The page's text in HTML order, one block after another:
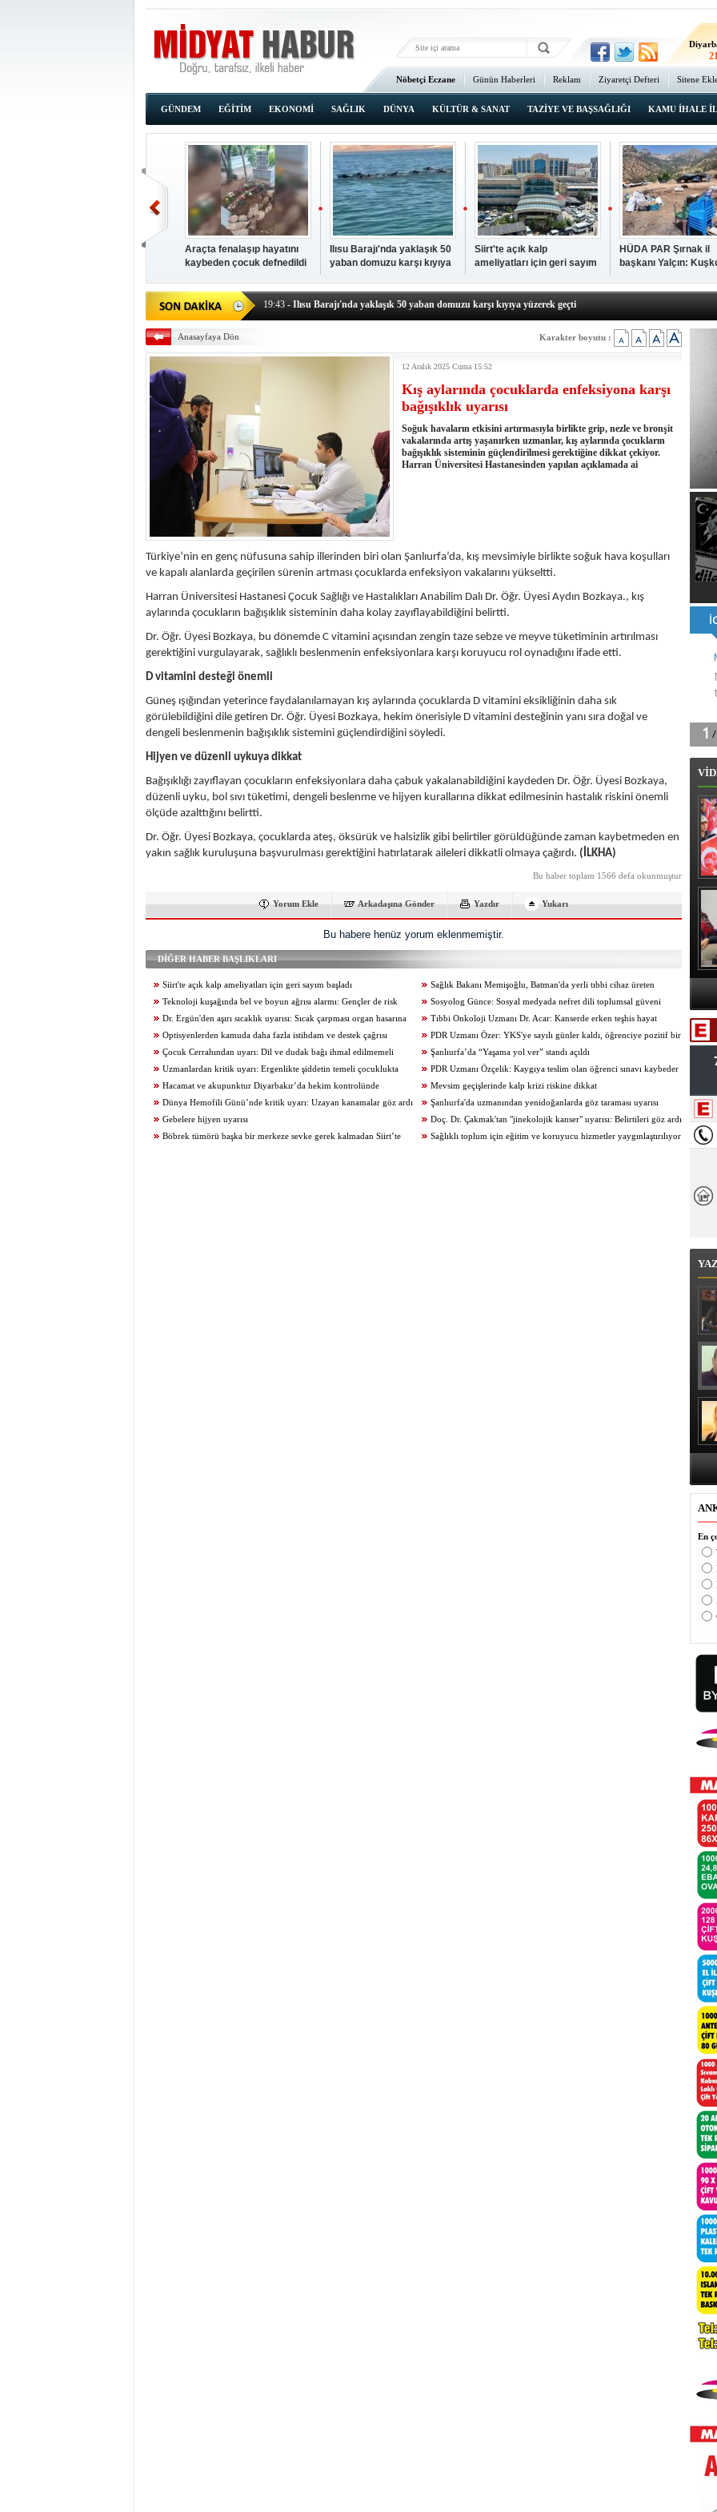
Nöbetçi Eczane Günün Haberleri Reklam Ziyaretçi Defteri
Sitene
Ana Sayfa
GÜNDEM
EĞİTİM EKONOMİ SAĞLIK DÜNYA KÜLTÜR & SANAT TAZİYE VE BAŞSAĞLIĞI KAMU İHALE
Araçta fenalaşıp hayatını
kaybeden çocuk defnedildi
Ilısu Barajı'nda yaklaşık 50
yaban domuzu karşı kıyıya
Siirt'te açık kalp
ameliyatları için geri sayım
HÜDA PAR Şırnak il
başkanı Yalçın:
dönmek istiyor
- OKUMAK İÇİN TIKLAYIN
19:43 - Ilısu Barajı'nda yaklaşık 50 yaban domuzu karşı kıyıya yüzerek geçti
19:42- Hacıoğlu: UMKE ekipleri bilgi, cesaret ve fedakârlıklarıyla hayat kurtarıyor
19:08- HÜDA PAR Şırnak il başkanı Yalçın: Kuşkonar Köyü sakinleri, köylerine dönmek
- Öter: Maneviyatı ve ahlaki yapıyı bozan en büyük olumsuzluklardan biri de sanal
- MARSU, Kabala Mahallesi'nin Yaklaşık 40 Yıllık Ana İsale Hattını Yeniliyor
- VEFAT • Mehmet Ata Baştuğ
- Mardin’de yangına müdahale eden itfaiye aracının altında kalan itfaiye eri öldü
- Başkan Genç, Şırnak'ta dönel kavşak çağrısını yineledi
13:07- Bakan Memişoğlu: 500 yataklı hastanemizi 2027'nin ikinci yarısında hizmete açacağız
13:06 - Bitlis'te bir kişinin hayatını kaybettiği husumet barışla son buldu
13:05- Öter: Çiftçinin kullandığı mazot, gübre ve ilaçtan ÖTV ve KDV alınmamalı
13:03
- Batman Üniversitesinin 2026 YKS kontenjanı 2 bin 737'ye yükseldi
Anasayfaya Dön Karakter boyutu :
12 Aralık 2025 Cuma 15:52
Kış aylarında çocuklarda enfeksiyona karşı
bağışıklık uyarısı
Soğuk havaların etkisini artırmasıyla birlikte grip, nezle ve bronşit
vakalarında artış yaşanırken uzmanlar, kış aylarında çocukların
bağışıklık sisteminin güçlendirilmesi gerektiğine dikkat çekiyor.
Harran Üniversitesi Hastanesinden yapılan açıklamada ai
Türkiye’nin en genç nüfusuna sahip illerinden biri olan Şanlıurfa’da, kış mevsimiyle birlikte soğuk hava koşulları
ve kapalı alanlarda geçirilen sürenin artması çocuklarda enfeksiyon vakalarını yükseltti.
Harran Üniversitesi Hastanesi Çocuk Sağlığı ve Hastalıkları Anabilim Dalı Dr. Öğr. Üyesi Aydın Bozkaya., kış
aylarında çocukların bağışıklık sisteminin daha kolay zayıflayabildiğini belirtti.
Dr. Öğr. Üyesi Bozkaya, bu dönemde C vitamini açısından zengin taze sebze ve meyve tüketiminin artırılması
gerektiğini vurgulayarak, sağlıklı beslenmenin enfeksiyonlara karşı koruyucu rol oynadığını ifade etti.
D vitamini desteği önemli
Güneş ışığından yeterince faydalanılamayan kış aylarında çocuklarda D vitamini eksikliğinin daha sık
görülebildiğini dile getiren Dr. Öğr. Üyesi Bozkaya, hekim önerisiyle D vitamini desteğinin yanı sıra doğal ve
dengeli beslenmenin bağışıklık sistemini güçlendirdiğini söyledi.
Hijyen ve düzenli uykuya dikkat
Bağışıklığı zayıflayan çocukların enfeksiyonlara daha çabuk yakalanabildiğini kaydeden Dr. Öğr. Üyesi Bozkaya,
düzenli uyku, bol sıvı tüketimi, dengeli beslenme ve hijyen kurallarına dikkat edilmesinin hastalık riskini önemli
ölçüde azalttığını belirtti.
Dr. Öğr. Üyesi Bozkaya, çocuklarda ateş, öksürük ve halsizlik gibi belirtiler görüldüğünde zaman kaybetmeden en
yakın sağlık kuruluşuna başvurulması gerektiğini hatırlatarak aileleri dikkatli olmaya çağırdı. (İLKHA)
Bu haber toplam 1566 defa okunmuştur
Yorum Ekle Arkadaşına Gönder Yazdır Yukarı
Bu habere henüz yorum eklenmemiştir.
DİĞER HABER BAŞLIKLARI
Siirt'te açık kalp ameliyatları için geri sayım başladı
Sağlık Bakanı Memişoğlu, Batman'da yerli tıbbi cihaz üreten
fabrikayı ziyaret etti
Teknoloji kuşağında bel ve boyun ağrısı alarmı: Gençler de risk
altında
Sosyolog Günce: Sosyal medyada nefret dili toplumsal güveni
zayıflatıyor
Dr. Ergün'den aşırı sıcaklık uyarısı: Sıcak çarpması organ hasarına
kadar ilerleyebilir
Tıbbi Onkoloji Uzmanı Dr. Acar: Kanserde erken teşhis hayat
kurtarıyor
Optisyenlerden kamuda daha fazla istihdam ve destek çağrısı
PDR Uzmanı Özer: YKS'ye sayılı günler kaldı, öğrenciye pozitif bir
aile ortamı oluşturulmalıdır
Çocuk Cerrahından uyarı: Dil ve dudak bağı ihmal edilmemeli
Şanlıurfa’da “Yaşama yol ver” standı açıldı
Uzmanlardan kritik uyarı: Ergenlikte şiddetin temeli çocuklukta
atılıyor
PDR Uzmanı Özçelik: Kaygıya teslim olan öğrenci sınavı kaybeder
Hacamat ve akupunktur Diyarbakır’da hekim kontrolünde
uygulanıyor
Mevsim geçişlerinde kalp krizi riskine dikkat
Dünya Hemofili Günü’nde kritik uyarı: Uzayan kanamalar göz ardı
edilmemeli
Şanlıurfa'da uzmanından yenidoğanlarda göz taraması uyarısı
Gebelere hijyen uyarısı
Doç. Dr. Çakmak'tan "jinekolojik kanser" uyarısı: Belirtileri göz ardı
etmeyin
Böbrek tümörü başka bir merkeze sevke gerek kalmadan Siirt’te
Sağlıklı toplum için eğitim ve koruyucu hizmetler yaygınlaştırılıyor
En